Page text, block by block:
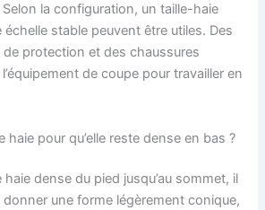
la configuration, un taille-haie
stable peuvent être utiles. Des
protection et des chaussures
de coupe pour travailler en
haie pour qu’elle reste dense en bas ?
dense du pied jusqu’au sommet, il
une forme légèrement conique,